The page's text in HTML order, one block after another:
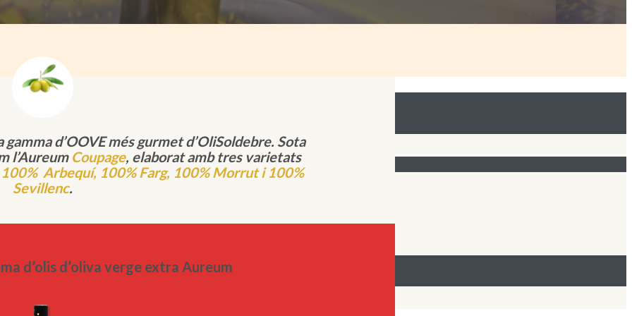
gamma d’OOVE més gurmet d’OliSoldebre. Sota
l’Aureum Coupage, elaborat amb tres varietats
100% Arbequí, 100% Farg, 100% Morrut i 100%
Sevillenc.
d’olis d’oliva verge extra Aureum